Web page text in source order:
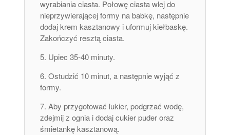
wyrabiania ciasta. Połowę ciasta wlej do
nieprzywierającej formy na babkę, następnie
dodaj krem ​​kasztanowy i uformuj kiełbaskę.
Zakończyć resztą ciasta.
Upiec 35-40 minuty.
Ostudzić 10 minut, a następnie wyjąć z
formy.
Aby przygotować lukier, podgrzać wodę,
zdejmij z ognia i dodaj cukier puder oraz
śmietankę kasztanową.